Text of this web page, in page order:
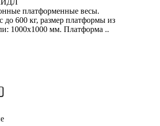
платформенные весы.
600 кг, размер платформы из
1000х1000 мм. Платформа ..